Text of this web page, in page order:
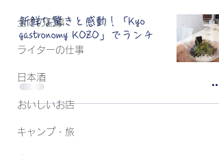
全ての記事
ライターの仕事
日本酒
おいしいお店
キャンプ・旅
新鮮な驚きと感動！「Kyo
gastronomy KOZO」でランチ